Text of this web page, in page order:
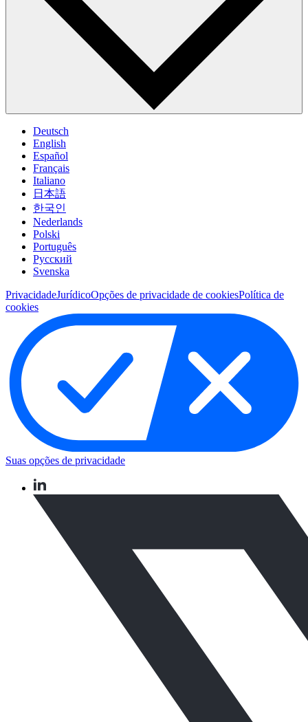
Deutsch
English
Español
Français
Italiano
日本語
한국인
Nederlands
Polski
Português
Pусский
Svenska
PrivacidadeJurídicoOpções de privacidade de cookiesPolítica de
cookies
Suas opções de privacidade